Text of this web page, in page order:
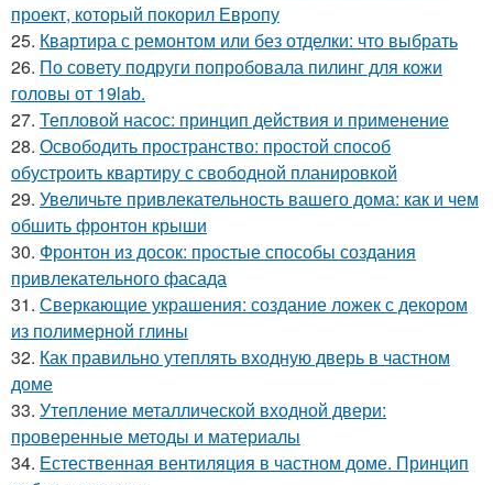
проект, который покорил Европу
25. Квартира с ремонтом или без отделки: что выбрать
26. По совету подруги попробовала пилинг для кожи
головы от 19lab.
27. Тепловой насос: принцип действия и применение
28. Освободить пространство: простой способ
обустроить квартиру с свободной планировкой
29. Увеличьте привлекательность вашего дома: как и чем
обшить фронтон крыши
30. Фронтон из досок: простые способы создания
привлекательного фасада
31. Сверкающие украшения: создание ложек с декором
из полимерной глины
32. Как правильно утеплять входную дверь в частном
доме
33. Утепление металлической входной двери:
проверенные методы и материалы
34. Естественная вентиляция в частном доме. Принцип